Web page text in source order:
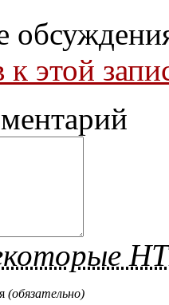
этой
(обязательно)